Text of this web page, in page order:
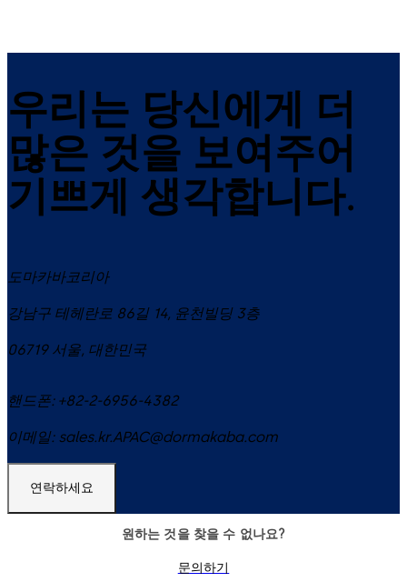
우리는 당신에게 더
많은 것을 보여주어
기쁘게 생각합니다.
도마카바코리아
강남구 테헤란로 86길 14, 윤천빌딩 3층
06719 서울, 대한민국
핸드폰: +82-2-6956-4382
이메일: sales.kr.APAC@dormakaba.com
연락하세요
원하는 것을 찾을 수 없나요?
문의하기